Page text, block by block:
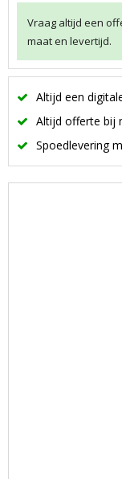
Vraag altijd een
maat en levertijd.
Altijd een
Altijd offerte bij
Spoedlevering